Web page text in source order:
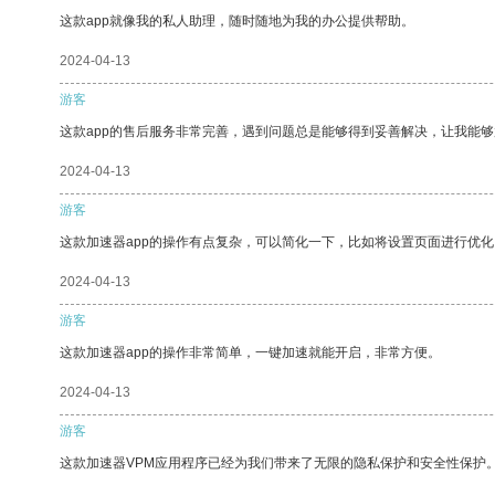
这款app就像我的私人助理，随时随地为我的办公提供帮助。
2024-04-13
游客
这款app的售后服务非常完善，遇到问题总是能够得到妥善解决，让我能够
2024-04-13
游客
这款加速器app的操作有点复杂，可以简化一下，比如将设置页面进行优化
2024-04-13
游客
这款加速器app的操作非常简单，一键加速就能开启，非常方便。
2024-04-13
游客
这款加速器VPM应用程序已经为我们带来了无限的隐私保护和安全性保护。